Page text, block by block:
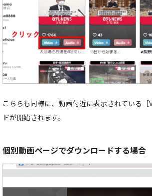
こちらも同様に、動画付近に表示されている
ドが開始されます。
個別動画ページでダウンロードする場合